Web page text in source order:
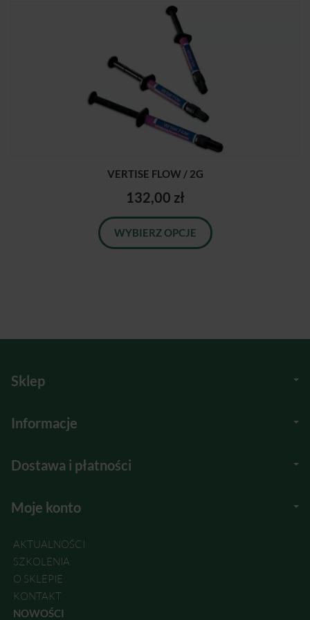
VERTISE FLOW / 2G
132,00 zł
WYBIERZ OPCJE
Sklep
Informacje
Dostawa i płatności
Moje konto
AKTUALNOŚCI
SZKOLENIA
O SKLEPIE
KONTAKT
NOWOŚCI